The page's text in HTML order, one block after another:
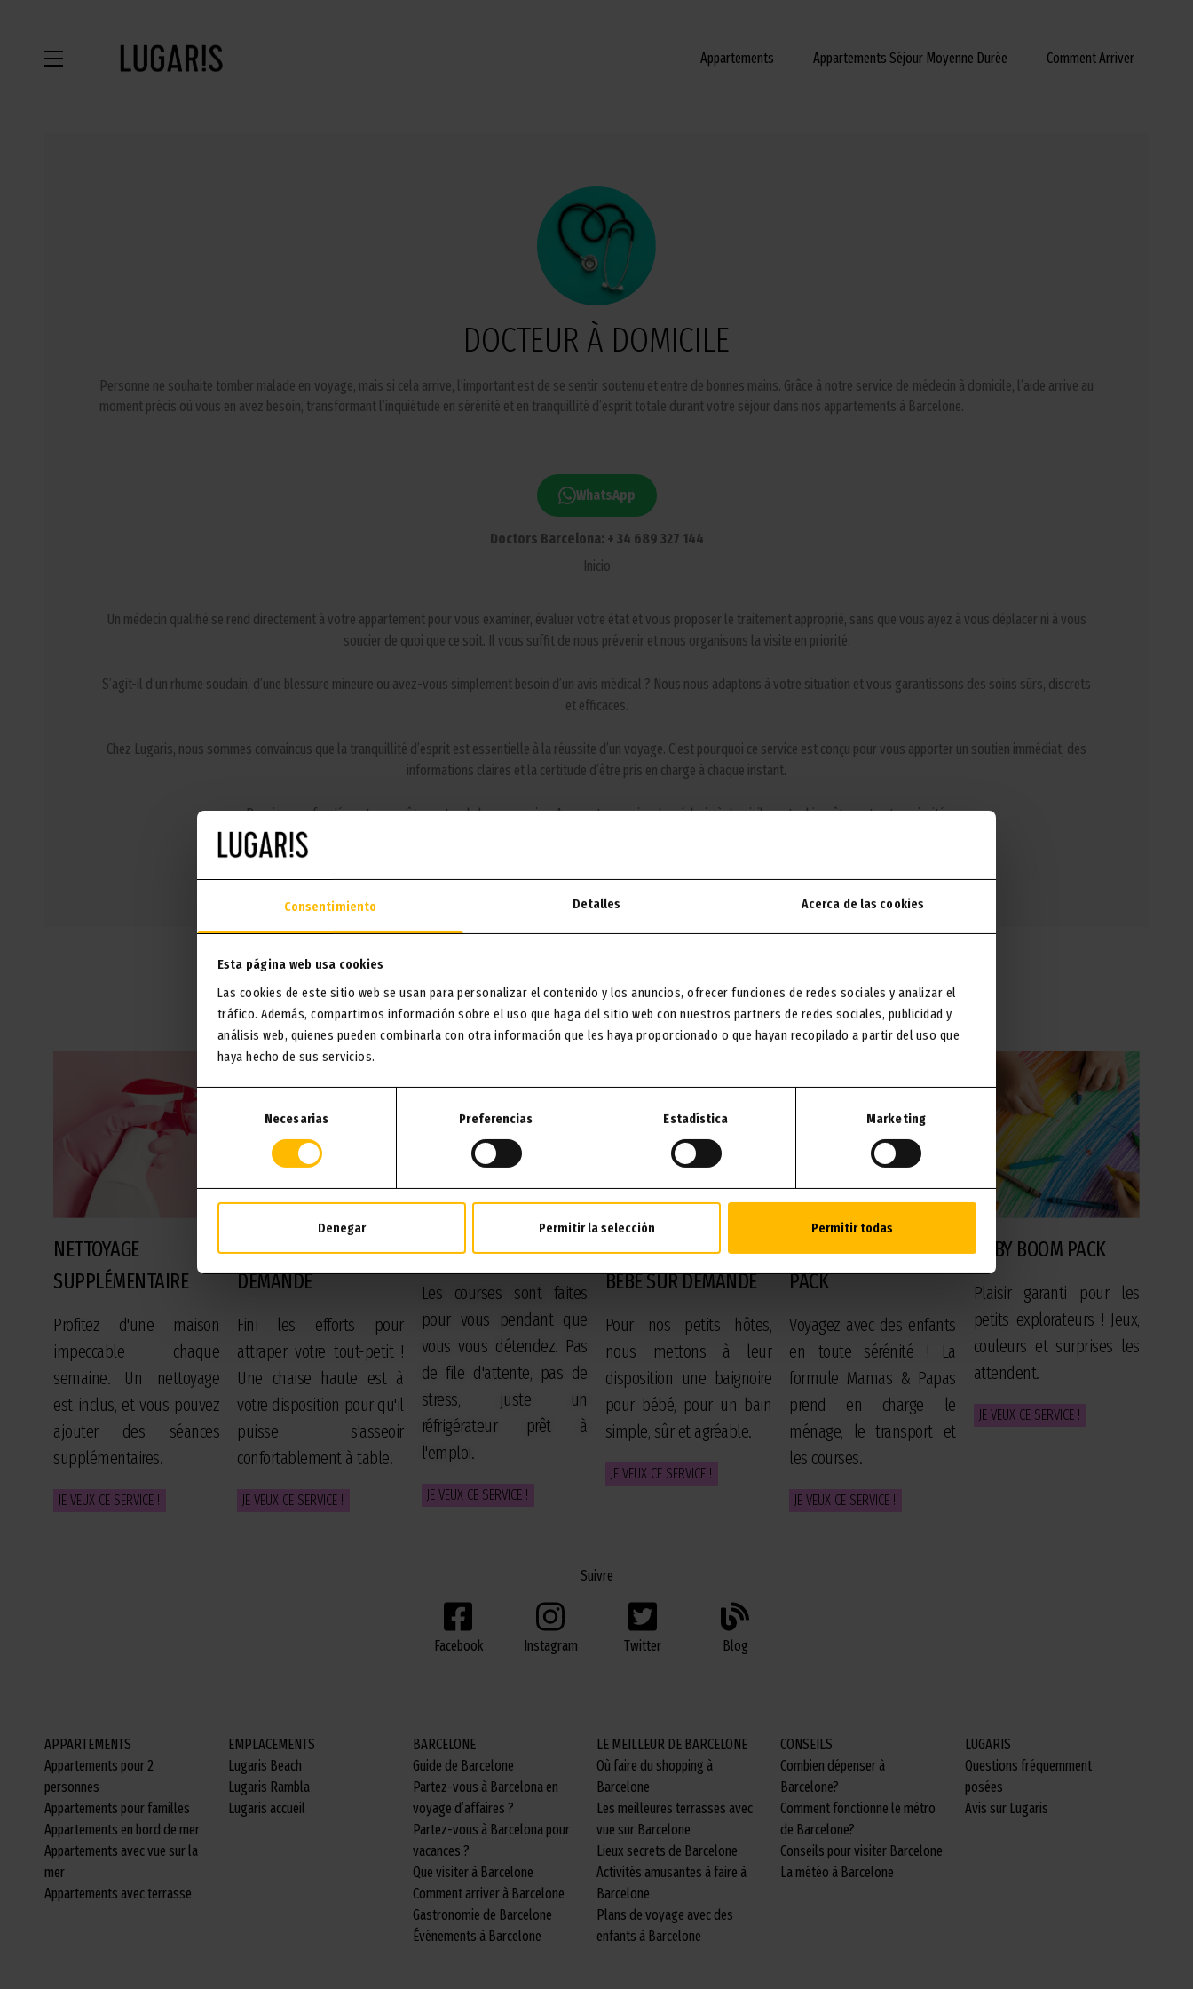
Consentimiento Detalles Acerca de las cookies
Esta página web usa cookies
Las cookies de este sitio web se usan para personalizar el contenido y los anuncios, ofrecer funciones de redes sociales y analizar el
tráfico. Además, compartimos información sobre el uso que haga del sitio web con nuestros partners de redes sociales, publicidad y
análisis web, quienes pueden combinarla con otra información que les haya proporcionado o que hayan recopilado a partir del uso que
haya hecho de sus servicios.
Selección
consentimiento
Necesarias Preferencias Estadística Marketing
Denegar Permitir la selección Permitir todas
Appartements Appartements Séjour Moyenne Durée Comment Arriver
DOCTEUR À DOMICILE
Personne ne souhaite tomber malade en voyage, mais si cela arrive, l’important est de se sentir soutenu et entre de bonnes mains. Grâce à notre service de médecin à domicile, l’aide arrive au
moment précis où vous en avez besoin, transformant l’inquiétude en sérénité et en tranquillité d’esprit totale durant votre séjour dans nos appartements à Barcelone.
WhatsApp
Doctors Barcelona: + 34 689 327 144
Inicio
Un médecin qualifié se rend directement à votre appartement pour vous examiner, évaluer votre état et vous proposer le traitement approprié, sans que vous ayez à vous déplacer ni à vous
soucier de quoi que ce soit. Il vous suffit de nous prévenir et nous organisons la visite en priorité.
S’agit-il d’un rhume soudain, d’une blessure mineure ou avez-vous simplement besoin d’un avis médical ? Nous nous adaptons à votre situation et vous garantissons des soins sûrs, discrets
et efficaces.
Chez Lugaris, nous sommes convaincus que la tranquillité d’esprit est essentielle à la réussite d’un voyage. C’est pourquoi ce service est conçu pour vous apporter un soutien immédiat, des
informations claires et la certitude d’être pris en charge à chaque instant.
Respirez profondément : vous êtes entre de bonnes mains. Avec notre service de médecin à domicile, votre bien-être est notre priorité.
Autres services susceptibles de vous intéresser :
NETTOYAGE
SUPPLÉMENTAIRE
Profitez d'une maison
impeccable chaque
semaine. Un nettoyage
est inclus, et vous pouvez
ajouter des séances
supplémentaires.
JE VEUX CE SERVICE !
CHAISE HAUTE - SUR
DEMANDE
Fini les efforts pour
attraper votre tout-petit !
Une chaise haute est à
votre disposition pour qu'il
puisse s'asseoir
confortablement à table.
JE VEUX CE SERVICE !
LISTE DE COURSES
Les courses sont faites
pour vous pendant que
vous vous détendez. Pas
de file d'attente, pas de
stress, juste un
réfrigérateur prêt à
l'emploi.
JE VEUX CE SERVICE !
BAIGNOIRE POUR
BÉBÉ SUR DEMANDE
Pour nos petits hôtes,
nous mettons à leur
disposition une baignoire
pour bébé, pour un bain
simple, sûr et agréable.
JE VEUX CE SERVICE !
MAMAS & PAPAS
PACK
Voyagez avec des enfants
en toute sérénité ! La
formule Mamas & Papas
prend en charge le
ménage, le transport et
les courses.
JE VEUX CE SERVICE !
BABY BOOM PACK
Plaisir garanti pour les
petits explorateurs ! Jeux,
couleurs et surprises les
attendent.
JE VEUX CE SERVICE !
Suivre
Facebook Instagram Twitter Blog
APPARTEMENTS
Appartements pour 2
personnes
Appartements pour familles
Appartements en bord de mer
Appartements avec vue sur la
mer
Appartements avec terrasse
EMPLACEMENTS
Lugaris Beach
Lugaris Rambla
Lugaris accueil
BARCELONE
Guide de Barcelone
Partez-vous à Barcelona en
voyage d’affaires ?
Partez-vous à Barcelona pour
vacances ?
Que visiter à Barcelone
Comment arriver à Barcelone
Gastronomie de Barcelone
Événements à Barcelone
LE MEILLEUR DE BARCELONE
Où faire du shopping à
Barcelone
Les meilleures terrasses avec
vue sur Barcelone
Lieux secrets de Barcelone
Activités amusantes à faire à
Barcelone
Plans de voyage avec des
enfants à Barcelone
CONSEILS
Combien dépenser à
Barcelone?
Comment fonctionne le métro
de Barcelone?
Conseils pour visiter Barcelone
La météo à Barcelone
LUGARIS
Questions fréquemment
posées
Avis sur Lugaris